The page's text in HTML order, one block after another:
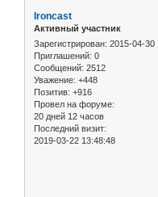
Ironcast
Активный участник
Зарегистрирован: 2015-04-30
Приглашений: 0
Сообщений: 2512
Уважение: +448
Позитив: +916
Провел на форуме:
20 дней 12 часов
Последний визит:
2019-03-22 13:48:48